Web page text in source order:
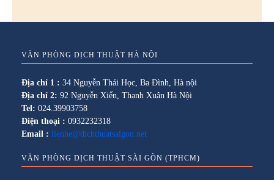
VĂN PHÒNG DỊCH THUẬT HÀ NỘI
Địa chỉ 1 : 34 Nguyễn Thái Học, Ba Đình, Hà nội
Địa chỉ 2: 92 Nguyễn Xiển, Thanh Xuân Hà Nội
Tel: 024.39903758
Điện thoại : 0932232318
Email : lienhe@dichthuatsaigon.net
VĂN PHÒNG DỊCH THUẬT SÀI GÒN (TPHCM)